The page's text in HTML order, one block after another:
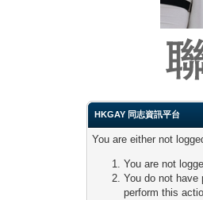
HKGAY 同志資訊平台
You are either not
You are not
You do not
perform this